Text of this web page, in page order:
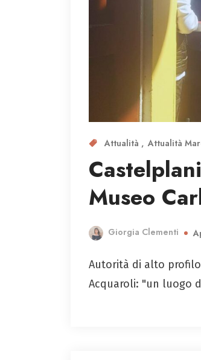
Attualità Attualità
Museo
Giorgia Clementi
Autorità di alto
Acquaroli: "un luogo